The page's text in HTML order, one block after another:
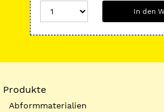
In den
Produkte
Abformmaterialien